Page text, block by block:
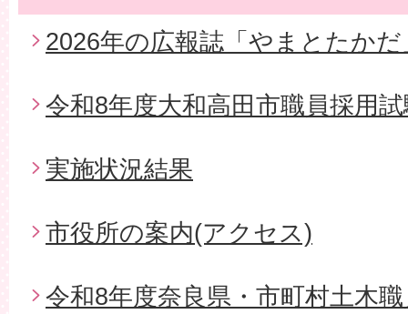
2026年の広報誌「やまとたかだ
令和8年度大和高田市職員採用
実施状況結果
市役所の案内(アクセス)
令和8年度奈良県・市町村土木